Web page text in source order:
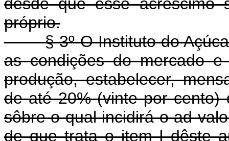
próprio.
§ 3º O Instituto do
as condições do mercado
produção, estabelecer,
de até 20% (vinte por cento)
sôbre o qual incidirá o ad
de que trata o item I dêste